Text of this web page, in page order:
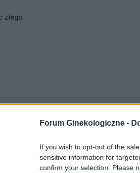
Forum Ginekologiczne -
If you wish to opt-out of the
sensitive information for
confirm your selection. Please
złego